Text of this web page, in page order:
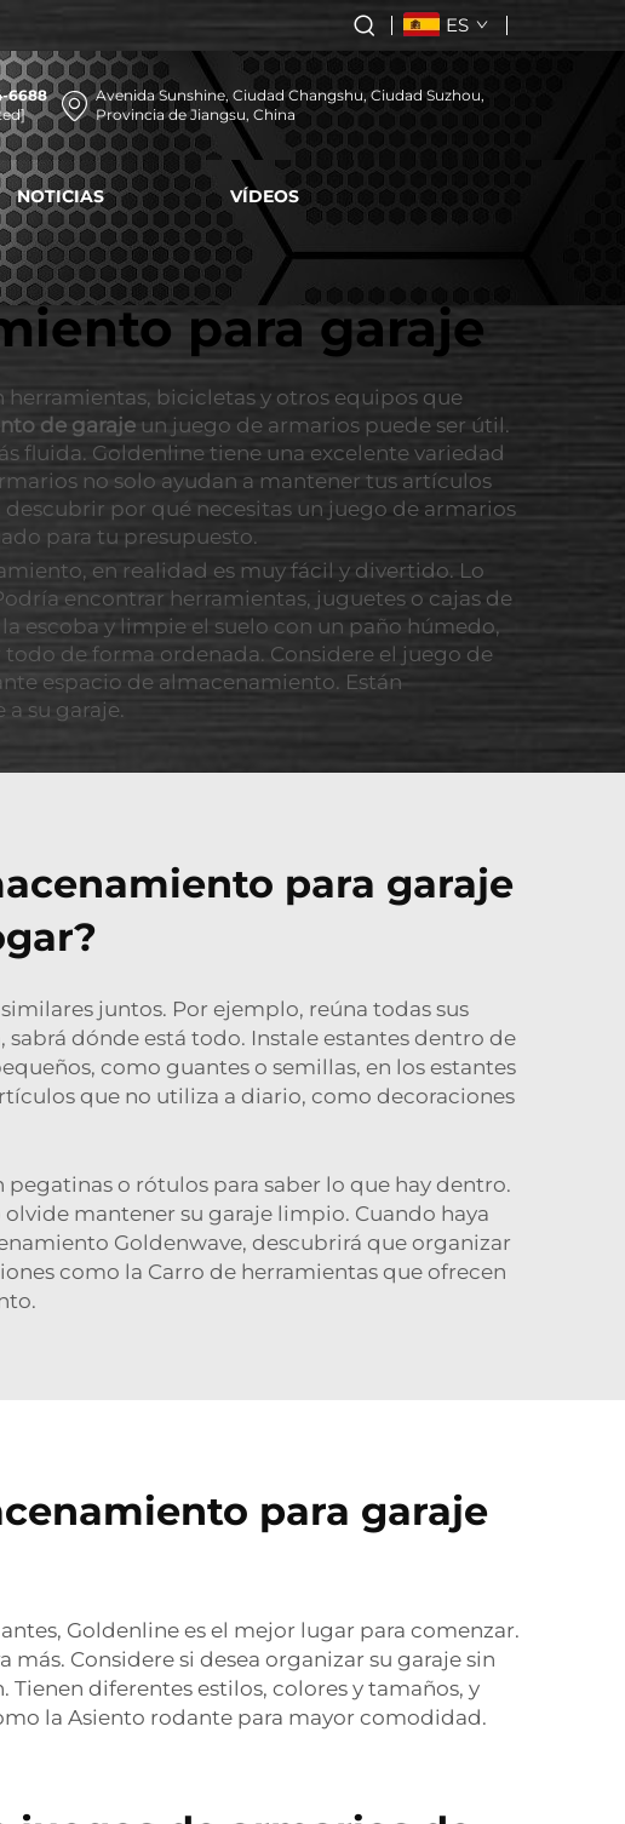
ES
6688
Avenida Sunshine, Ciudad Changshu, Ciudad Suzhou,
Provincia de Jiangsu, China
NOTICIAS VÍDEOS
para garaje
herramientas, bicicletas y otros equipos que
de garaje un juego de armarios puede ser útil.
fluida. Goldenline tiene una excelente variedad
no solo ayudan a mantener tus artículos
por qué necesitas un juego de armarios
para tu presupuesto.
en realidad es muy fácil y divertido. Lo
encontrar herramientas, juguetes o cajas de
escoba y limpie el suelo con un paño húmedo,
todo de forma ordenada. Considere el juego de
espacio de almacenamiento. Están
su garaje.
para garaje
juntos. Por ejemplo, reúna todas sus
dónde está todo. Instale estantes dentro de
como guantes o semillas, en los estantes
que no utiliza a diario, como decoraciones
o rótulos para saber lo que hay dentro.
mantener su garaje limpio. Cuando haya
Goldenwave, descubrirá que organizar
como la Carro de herramientas que ofrecen
para garaje
Goldenline es el mejor lugar para comenzar.
Considere si desea organizar su garaje sin
diferentes estilos, colores y tamaños, y
la Asiento rodante para mayor comodidad.